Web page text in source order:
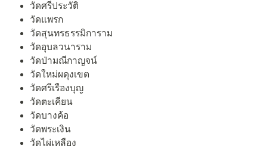
วัดศรีประวัติ
วัดแพรก
วัดสุนทรธรรมิการาม
วัดอุบลวนาราม
วัดป่ามณีกาญจน์
วัดใหม่ผดุงเขต
วัดศรีเรืองบุญ
วัดตะเคียน
วัดบางค้อ
วัดพระเงิน
วัดไผ่เหลือง